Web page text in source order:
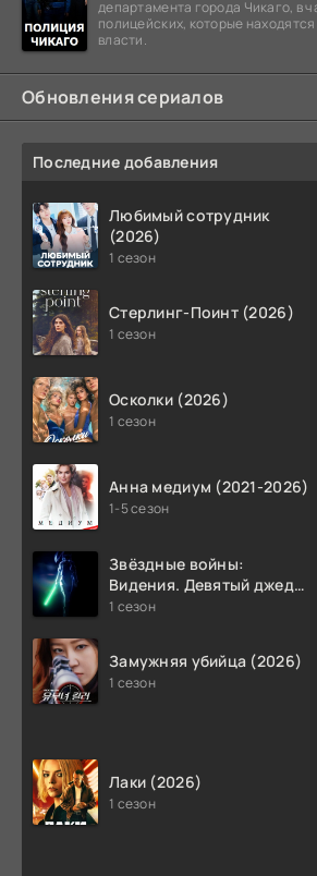
департамента города Чикаго, в
полицейских, которые
власти.
Обновления сериалов
Последние добавления
Любимый сотрудник
(2026)
1 сезон
Стерлинг-Поинт (2026)
1 сезон
Осколки (2026)
1 сезон
Анна медиум (2021-2026)
1-5 сезон
Звёздные войны:
Видения. Девятый джедай
(2026)
1 сезон
Замужняя убийца (2026)
1 сезон
Лаки (2026)
1 сезон